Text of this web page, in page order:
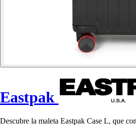
Eastpak
Descubre la maleta Eastpak Case L, que